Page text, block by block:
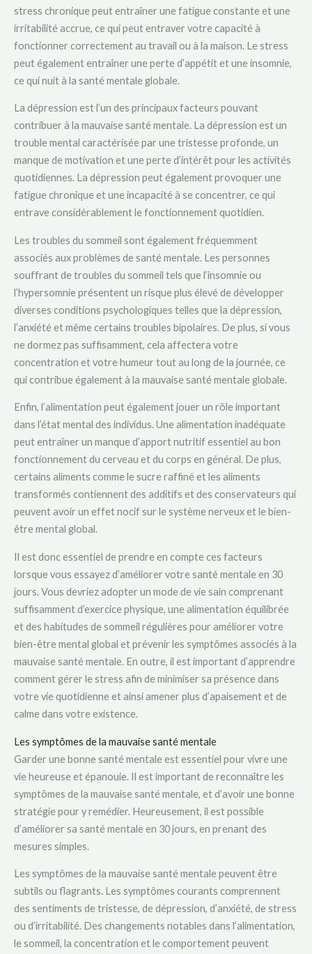
stress chronique peut entraîner une fatigue constante et une
irritabilité accrue, ce qui peut entraver votre capacité à
fonctionner correctement au travail ou à la maison. Le stress
peut également entraîner une perte d’appétit et une insomnie,
ce qui nuit à la santé mentale globale.
La dépression est l’un des principaux facteurs pouvant
contribuer à la mauvaise santé mentale. La dépression est un
trouble mental caractérisée par une tristesse profonde, un
manque de motivation et une perte d’intérêt pour les activités
quotidiennes. La dépression peut également provoquer une
fatigue chronique et une incapacité à se concentrer, ce qui
entrave considérablement le fonctionnement quotidien.
Les troubles du sommeil sont également fréquemment
associés aux problèmes de santé mentale. Les personnes
souffrant de troubles du sommeil tels que l’insomnie ou
l’hypersomnie présentent un risque plus élevé de développer
diverses conditions psychologiques telles que la dépression,
l’anxiété et même certains troubles bipolaires. De plus, si vous
ne dormez pas suffisamment, cela affectera votre
concentration et votre humeur tout au long de la journée, ce
qui contribue également à la mauvaise santé mentale globale.
Enfin, l’alimentation peut également jouer un rôle important
dans l’état mental des individus. Une alimentation inadéquate
peut entraîner un manque d’apport nutritif essentiel au bon
fonctionnement du cerveau et du corps en général. De plus,
certains aliments comme le sucre raffiné et les aliments
transformés contiennent des additifs et des conservateurs qui
peuvent avoir un effet nocif sur le système nerveux et le bien-
être mental global.
Il est donc essentiel de prendre en compte ces facteurs
lorsque vous essayez d’améliorer votre santé mentale en 30
jours. Vous devriez adopter un mode de vie sain comprenant
suffisamment d’exercice physique, une alimentation équilibrée
et des habitudes de sommeil régulières pour améliorer votre
bien-être mental global et prévenir les symptômes associés à la
mauvaise santé mentale. En outre, il est important d’apprendre
comment gérer le stress afin de minimiser sa présence dans
votre vie quotidienne et ainsi amener plus d’apaisement et de
calme dans votre existence.
Les symptômes de la mauvaise santé mentale
Garder une bonne santé mentale est essentiel pour vivre une
vie heureuse et épanouie. Il est important de reconnaître les
symptômes de la mauvaise santé mentale, et d’avoir une bonne
stratégie pour y remédier. Heureusement, il est possible
d’améliorer sa santé mentale en 30 jours, en prenant des
mesures simples.
Les symptômes de la mauvaise santé mentale peuvent être
subtils ou flagrants. Les symptômes courants comprennent
des sentiments de tristesse, de dépression, d’anxiété, de stress
ou d’irritabilité. Des changements notables dans l’alimentation,
le sommeil, la concentration et le comportement peuvent